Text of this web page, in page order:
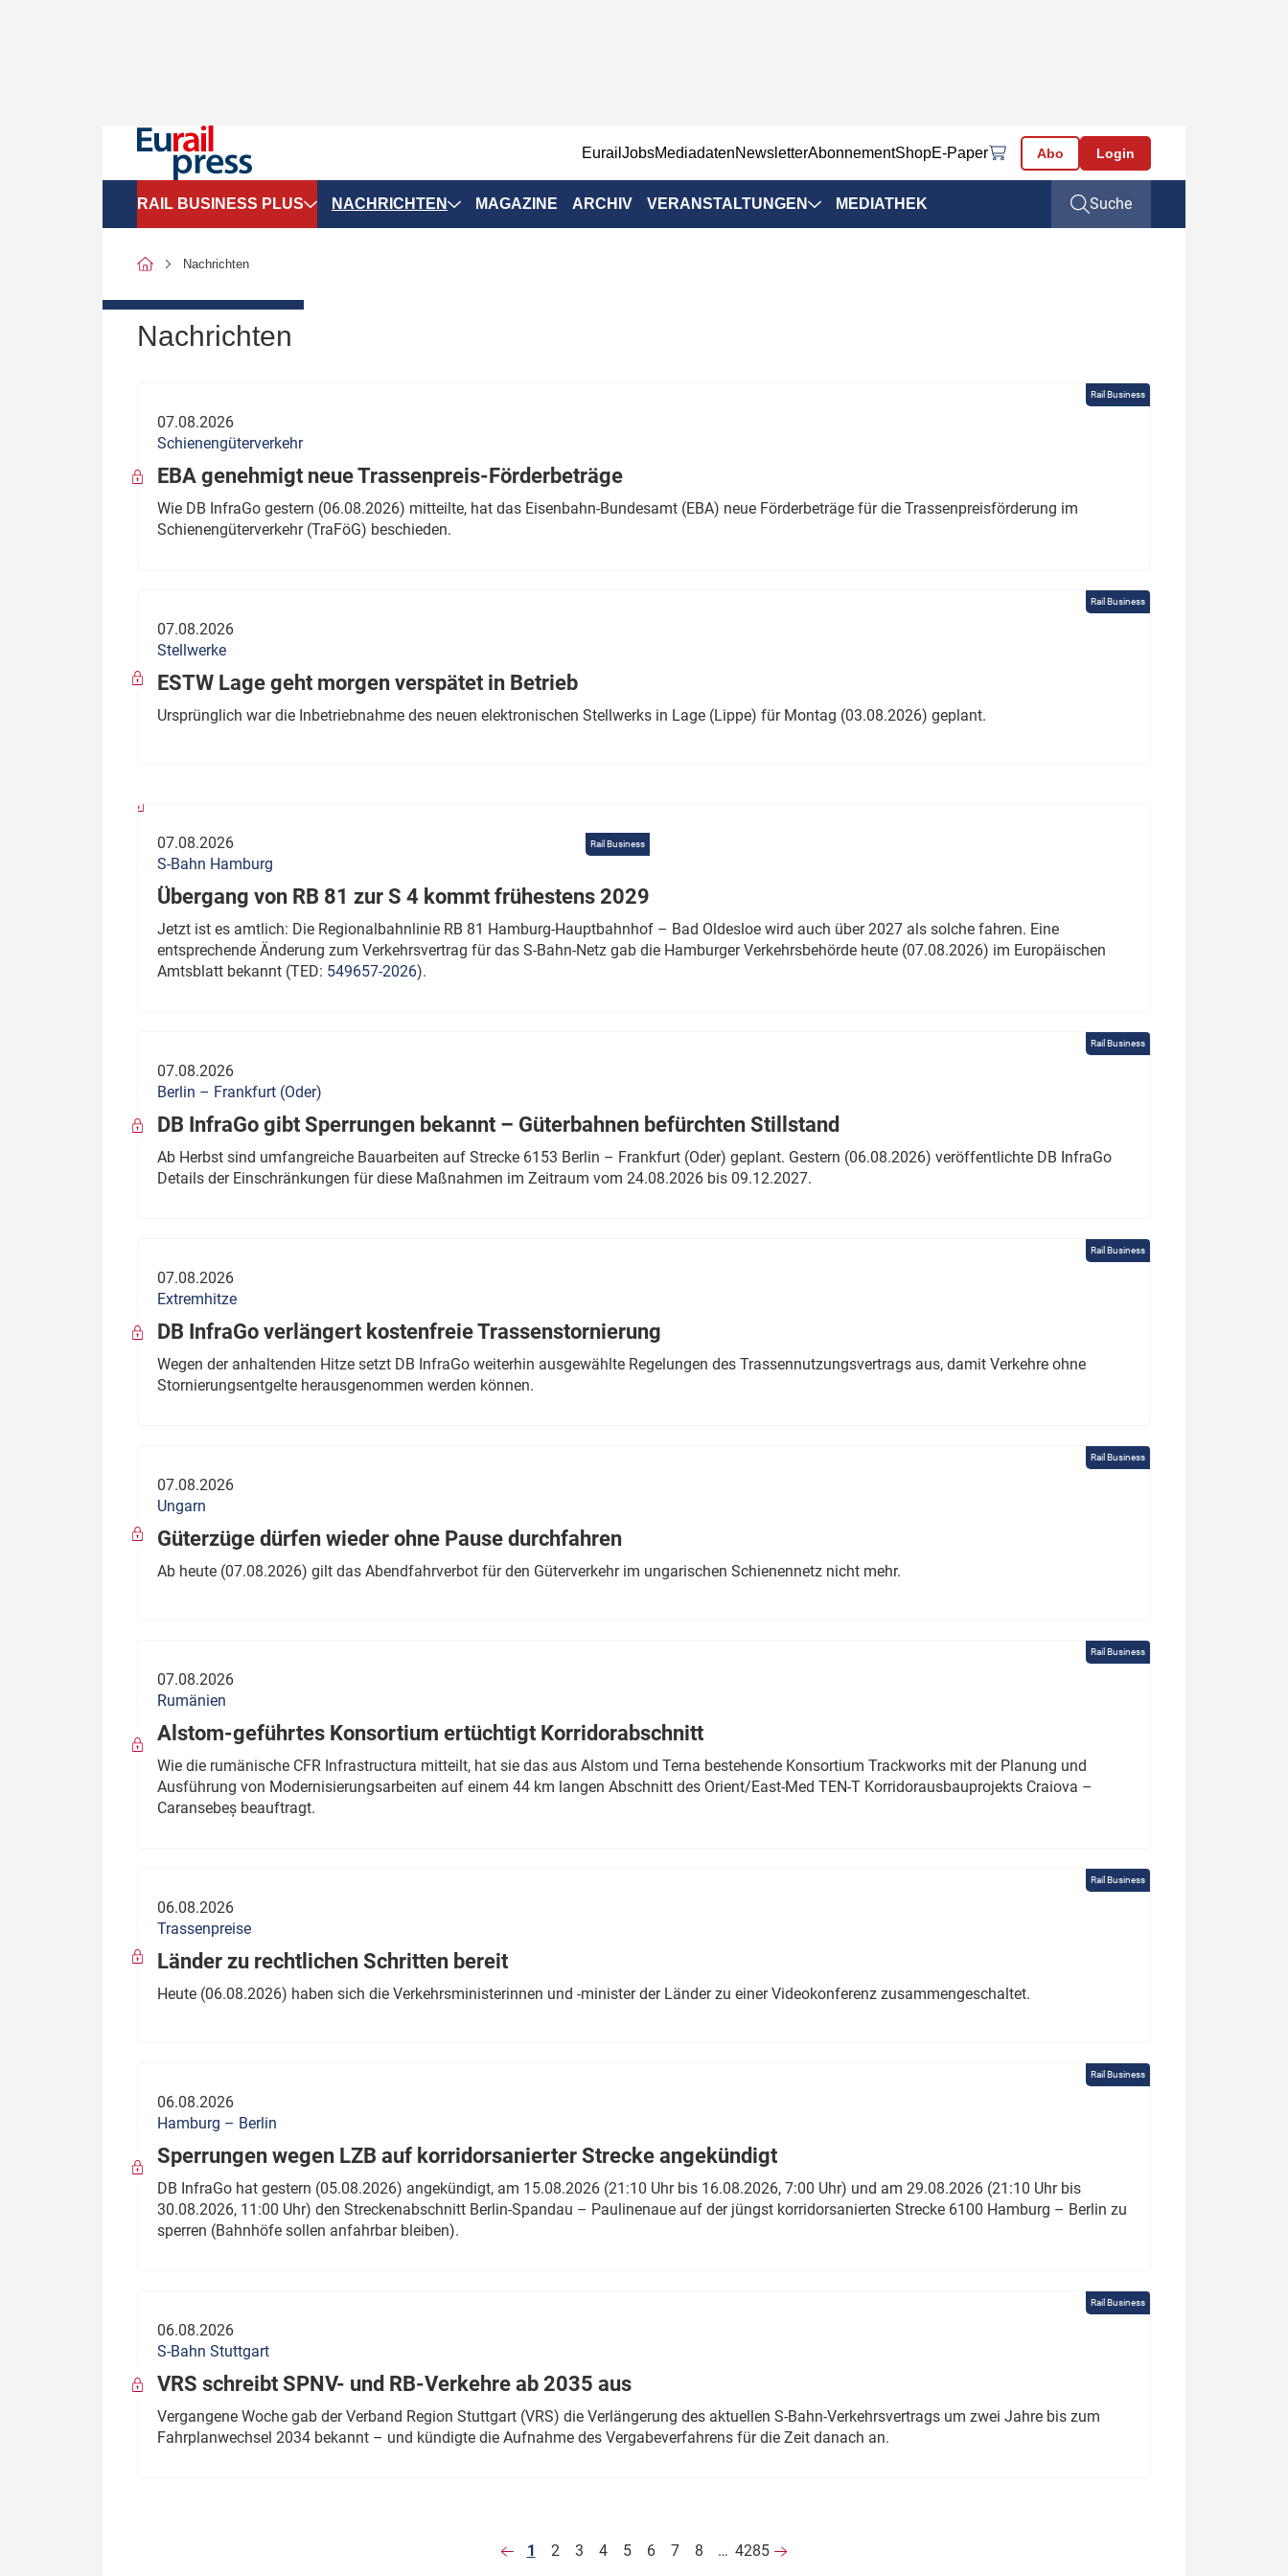
EurailJobsMediadatenNewsletterAbonnementShopE-Paper Abo Login
RAIL BUSINESS PLUS
SPNV-Marktdaten
Politik
Verbände: Wer spricht für
wen?
Thema des Monats
Dossier: Generalsanierung
Dossier: ETCS
NACHRICHTEN
Infrastruktur & Ausrüstung
ÖPNV
MAGAZINE ARCHIV VERANSTALTUNGEN MEDIATHEK Suche
Nachrichten
Nachrichten
Rail Business
07.08.2026
Schienengüterverkehr
EBA genehmigt neue Trassenpreis-Förderbeträge
Wie DB InfraGo gestern (06.08.2026) mitteilte, hat das Eisenbahn-Bundesamt (EBA) neue Förderbeträge für die Trassenpreisförderung im
Schienengüterverkehr (TraFöG) beschieden.
Rail Business
07.08.2026
Stellwerke
ESTW Lage geht morgen verspätet in Betrieb
Ursprünglich war die Inbetriebnahme des neuen elektronischen Stellwerks in Lage (Lippe) für Montag (03.08.2026) geplant.
Rail Business
07.08.2026
S-Bahn Hamburg
Übergang von RB 81 zur S 4 kommt frühestens 2029
Jetzt ist es amtlich: Die Regionalbahnlinie RB 81 Hamburg-Hauptbahnhof – Bad Oldesloe wird auch über 2027 als solche fahren. Eine
entsprechende Änderung zum Verkehrsvertrag für das S-Bahn-Netz gab die Hamburger Verkehrsbehörde heute (07.08.2026) im Europäischen
Amtsblatt bekannt (TED: 549657-2026).
Rail Business
07.08.2026
Berlin – Frankfurt (Oder)
DB InfraGo gibt Sperrungen bekannt – Güterbahnen befürchten Stillstand
Ab Herbst sind umfangreiche Bauarbeiten auf Strecke 6153 Berlin – Frankfurt (Oder) geplant. Gestern (06.08.2026) veröffentlichte DB InfraGo
Details der Einschränkungen für diese Maßnahmen im Zeitraum vom 24.08.2026 bis 09.12.2027.
Rail Business
07.08.2026
Extremhitze
DB InfraGo verlängert kostenfreie Trassenstornierung
Wegen der anhaltenden Hitze setzt DB InfraGo weiterhin ausgewählte Regelungen des Trassennutzungsvertrags aus, damit Verkehre ohne
Stornierungsentgelte herausgenommen werden können.
Rail Business
07.08.2026
Ungarn
Güterzüge dürfen wieder ohne Pause durchfahren
Ab heute (07.08.2026) gilt das Abendfahrverbot für den Güterverkehr im ungarischen Schienennetz nicht mehr.
Rail Business
07.08.2026
Rumänien
Alstom-geführtes Konsortium ertüchtigt Korridorabschnitt
Wie die rumänische CFR Infrastructura mitteilt, hat sie das aus Alstom und Terna bestehende Konsortium Trackworks mit der Planung und
Ausführung von Modernisierungsarbeiten auf einem 44 km langen Abschnitt des Orient/East-Med TEN-T Korridorausbauprojekts Craiova –
Caransebeș beauftragt.
Rail Business
06.08.2026
Trassenpreise
Länder zu rechtlichen Schritten bereit
Heute (06.08.2026) haben sich die Verkehrsministerinnen und -minister der Länder zu einer Videokonferenz zusammengeschaltet.
Rail Business
06.08.2026
Hamburg – Berlin
Sperrungen wegen LZB auf korridorsanierter Strecke angekündigt
DB InfraGo hat gestern (05.08.2026) angekündigt, am 15.08.2026 (21:10 Uhr bis 16.08.2026, 7:00 Uhr) und am 29.08.2026 (21:10 Uhr bis
30.08.2026, 11:00 Uhr) den Streckenabschnitt Berlin-Spandau – Paulinenaue auf der jüngst korridorsanierten Strecke 6100 Hamburg – Berlin zu
sperren (Bahnhöfe sollen anfahrbar bleiben).
Rail Business
06.08.2026
S-Bahn Stuttgart
VRS schreibt SPNV- und RB-Verkehre ab 2035 aus
Vergangene Woche gab der Verband Region Stuttgart (VRS) die Verlängerung des aktuellen S-Bahn-Verkehrsvertrags um zwei Jahre bis zum
Fahrplanwechsel 2034 bekannt – und kündigte die Aufnahme des Vergabeverfahrens für die Zeit danach an.
1 2 3 4 5 6 7 8 … 4285